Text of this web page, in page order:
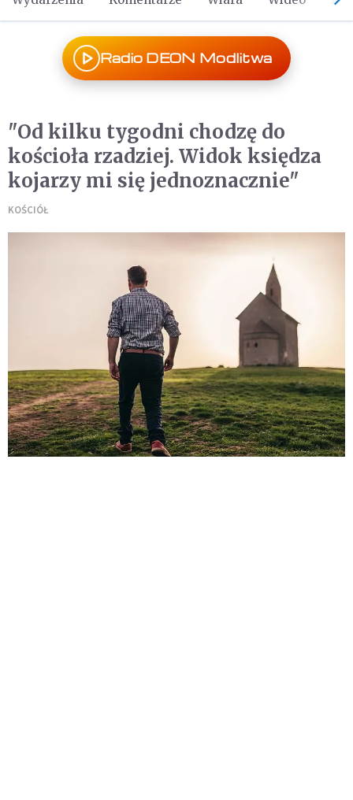
Radio DEON Modlitwa
"Od kilku tygodni chodzę do
kościoła rzadziej. Widok księdza
kojarzy mi się jednoznacznie"
KOŚCIÓŁ